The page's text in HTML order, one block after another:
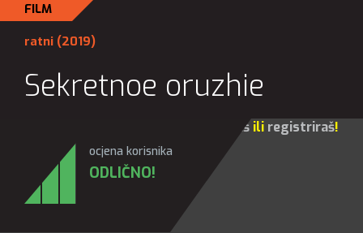
FILM
ratni (2019)
Sekretnoe oruzhie
prijaviš ili registriraš!
ocjena korisnika
ODLIČNO!